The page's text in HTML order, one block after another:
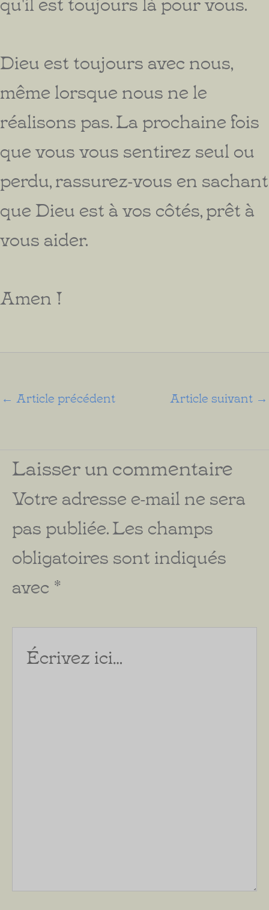
Dieu est toujours avec nous,
même lorsque nous ne le
réalisons pas. La prochaine fois
que vous vous sentirez seul ou
perdu, rassurez-vous en sachant
que Dieu est à vos côtés, prêt à
vous aider.
Amen !
← Article précédent Article suivant →
Laisser un commentaire
Votre adresse e-mail ne sera
pas publiée.Les champs
obligatoires sont indiqués
avec *
Écrivez
ici…